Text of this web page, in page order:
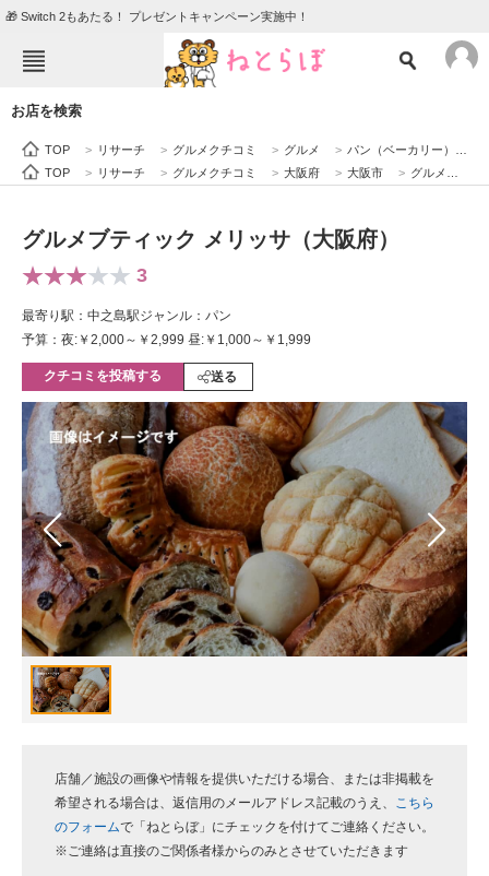
🎁 Switch 2もあたる！ プレゼントキャンペーン実施中！
エンタメ クイズ
住まい 教育・育児
会員記事
メディア
注目記事を集めた総合ページ
ITの今と未来を見通す
スマホと通信の最新トレンド
進化するPCとデバイスの未来
好きが集まる 比べて選べる
ビジネスと働き方のヒント
AI活用のいまが分かる
経営リーダーのコミュニティ
マーケ×ITの今がよく分かる
お店を検索
TOP > リサーチ > グルメクチコミ > グルメ > パン（ベーカリー）
TOP
> リサーチ > グルメクチコミ > 大阪府 > 大阪市 > グルメブティック メリッサ（大阪府）
グルメブティック メリッサ（大阪府）
3
最寄り駅：中之島駅ジャンル：パン
予算：夜:￥2,000～￥2,999 昼:￥1,000～￥1,999
クチコミを投稿する 送る
店舗／施設の画像や情報を提供いただける場合、または非掲載を
希望される場合は、返信用のメールアドレス記載のうえ、
こちら
のフォームで「ねとらぼ」にチェックを付けてご連絡ください。
※ご連絡は直接のご関係者様からのみとさせていただきます